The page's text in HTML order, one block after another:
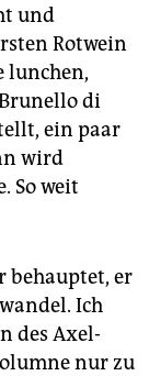
und
Rotwein
lunchen,
di
ein paar
wird
So weit
behauptet, er
Ich
des Axel-
nur zu